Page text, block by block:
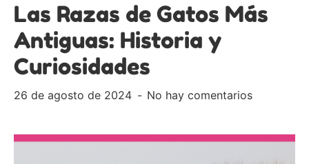
Las Razas de Gatos Más
Antiguas: Historia y
Curiosidades
26 de agosto de 2024 No hay comentarios